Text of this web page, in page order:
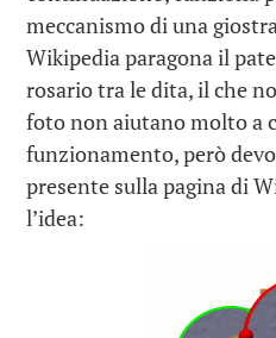
meccanismo di una
Wikipedia paragona il
rosario tra le dita, il che
foto non aiutano molto a
funzionamento, però
presente sulla pagina di
l’idea: